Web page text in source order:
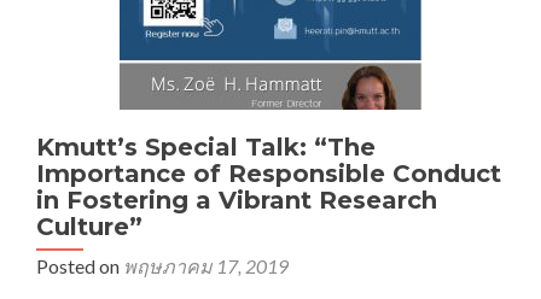
Kmutt’s Special Talk: “The
Importance of Responsible Conduct
in Fostering a Vibrant Research
Culture”
Posted on พฤษภาคม 17, 2019